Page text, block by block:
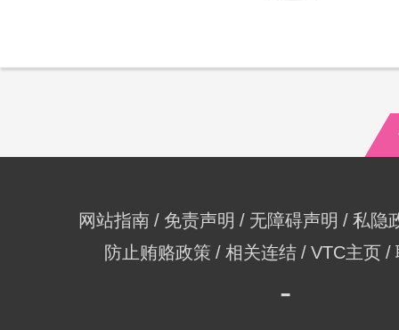
网站指南 免责声明 无障碍声明
私隐
防止贿赂政策
相关连结 VTC主页